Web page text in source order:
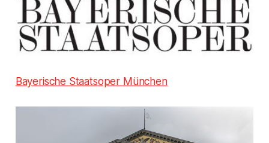
Bayerische Staatsoper München